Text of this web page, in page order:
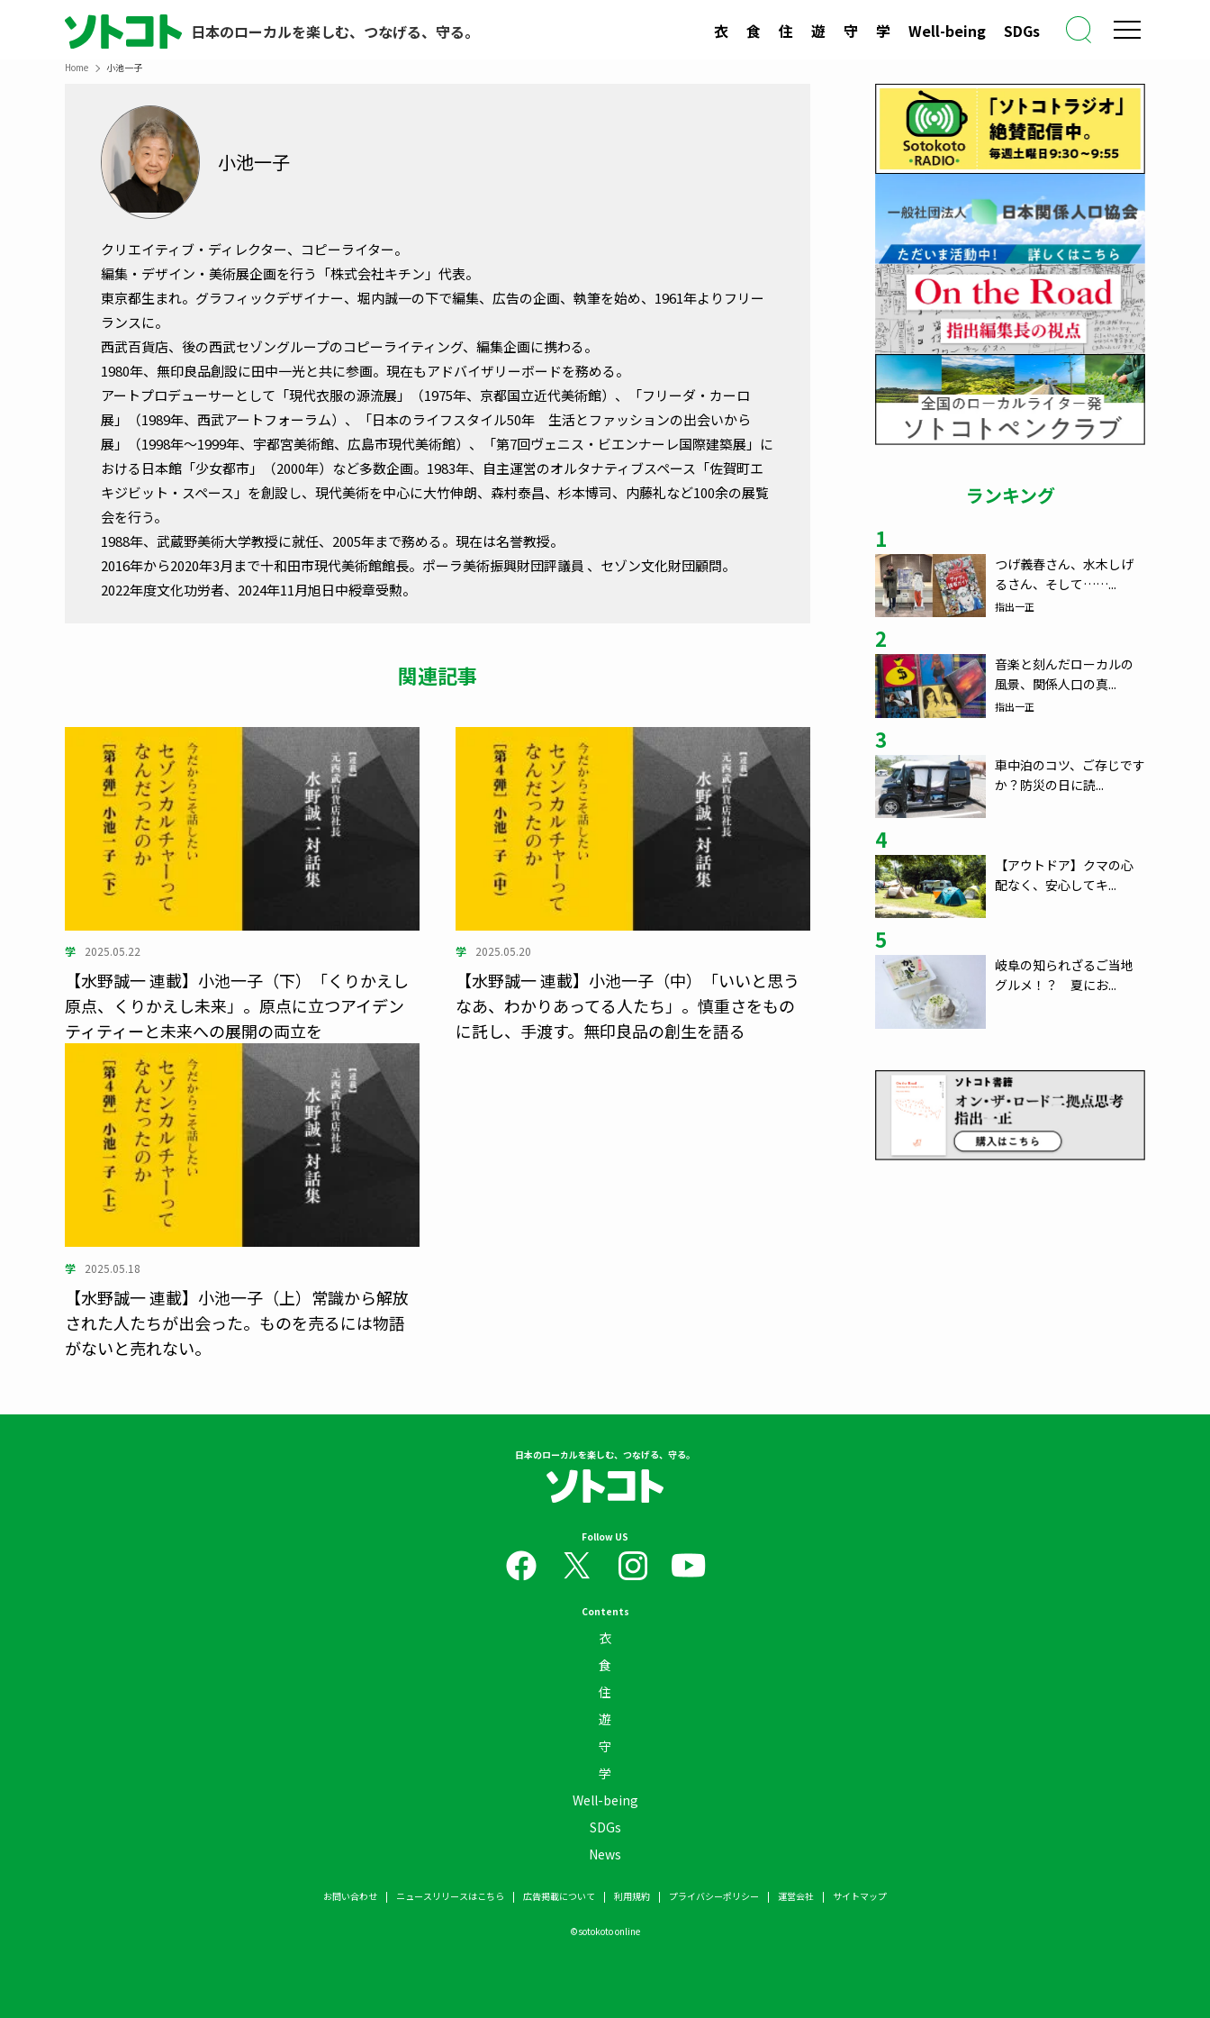
日本のローカルを楽しむ、つなげる、守る。 衣 食 住 遊 守 学 Well-being SDGs
Home 小池一子
小池一子
クリエイティブ・ディレクター、コピーライター。
編集・デザイン・美術展企画を行う「株式会社キチン」代表。
東京都生まれ。グラフィックデザイナー、堀内誠一の下で編集、広告の企画、執筆を始め、1961年よりフリー
ランスに。
西武百貨店、後の西武セゾングループのコピーライティング、編集企画に携わる。
1980年、無印良品創設に田中一光と共に参画。現在もアドバイザリーボードを務める。
アートプロデューサーとして「現代衣服の源流展」（1975年、京都国立近代美術館）、「フリーダ・カーロ
展」（1989年、西武アートフォーラム）、「日本のライフスタイル50年 生活とファッションの出会いから
展」（1998年～1999年、宇都宮美術館、広島市現代美術館）、「第7回ヴェニス・ビエンナーレ国際建築展」に
おける日本館「少女都市」（2000年）など多数企画。1983年、自主運営のオルタナティブスペース「佐賀町エ
キジビット・スペース」を創設し、現代美術を中心に大竹伸朗、森村泰昌、杉本博司、内藤礼など100余の展覧
会を行う。
1988年、武蔵野美術大学教授に就任、2005年まで務める。現在は名誉教授。
2016年から2020年3月まで十和田市現代美術館館長。ポーラ美術振興財団評議員 、セゾン文化財団顧問。
2022年度文化功労者、2024年11月旭日中綬章受勲。
関連記事
学 2025.05.22
【水野誠一 連載】小池一子（下）「くりかえし
原点、くりかえし未来」。原点に立つアイデン
ティティーと未来への展開の両立を
学 2025.05.20
【水野誠一 連載】小池一子（中）「いいと思う
なあ、わかりあってる人たち」。慎重さをもの
に託し、手渡す。無印良品の創生を語る
学 2025.05.18
【水野誠一 連載】小池一子（上）常識から解放
された人たちが出会った。ものを売るには物語
がないと売れない。
ランキング
1
つげ義春さん、水木しげ
るさん、そして……...
指出一正
2
音楽と刻んだローカルの
風景、関係人口の真...
指出一正
3
車中泊のコツ、ご存じです
か？防災の日に読...
4
【アウトドア】クマの心
配なく、安心してキ...
5
岐阜の知られざるご当地
グルメ！？ 夏にお...
日本のローカルを楽しむ、つなげる、守る。
Follow US
Contents
衣
食
住
遊
守
学
Well-being
SDGs
News
お問い合わせ ニュースリリースはこちら 広告掲載について 利用規約 プライバシーポリシー 運営会社 サイトマップ
©sotokoto online